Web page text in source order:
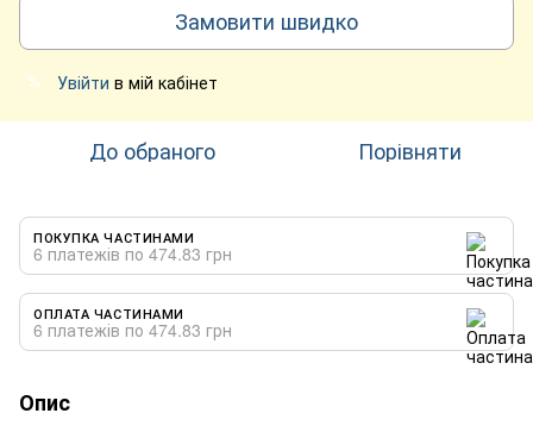
Замовити швидко
% Увійти в мій кабінет
До обраного Порівняти
ПОКУПКА ЧАСТИНАМИ
6 платежів по 474.83 грн
ОПЛАТА ЧАСТИНАМИ
6 платежів по 474.83 грн
Опис